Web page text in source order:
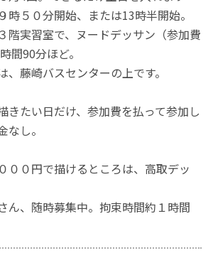
時５０分開始、または13時半開始。
階実習室で、ヌードデッサン（参加費
間90分ほど。
、藤崎バスセンターの上です。
きたい日だけ、参加費を払って参加し
し。
００円で描けるところは、高取デッ
ん、随時募集中。拘束時間約１時間